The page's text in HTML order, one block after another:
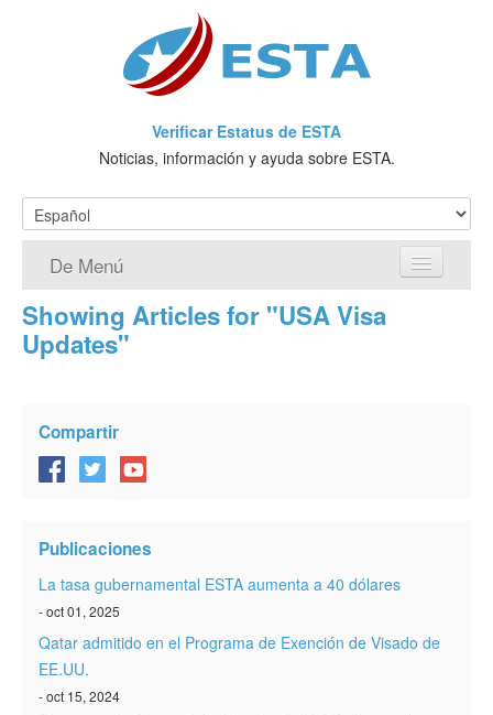
Verificar Estatus de ESTA
Noticias, información y ayuda sobre ESTA.
De Menú
Página de inicio
VWP
ESTA Información
Contacto
Showing Articles for "USA Visa
Updates"
Compartir
Publicaciones
La tasa gubernamental ESTA aumenta a 40 dólares
- oct 01, 2025
Qatar admitido en el Programa de Exención de Visado de
EE.UU.
- oct 15, 2024